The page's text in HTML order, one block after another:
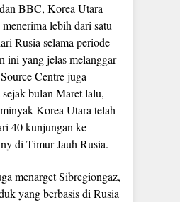
BBC, Korea Utara
lebih dari satu
Rusia selama periode
ini yang jelas melanggar
Centre juga
bulan Maret lalu,
Korea Utara telah
40 kunjungan ke
di Timur Jauh Rusia.
menarget Sibregiongaz,
yang berbasis di Rusia